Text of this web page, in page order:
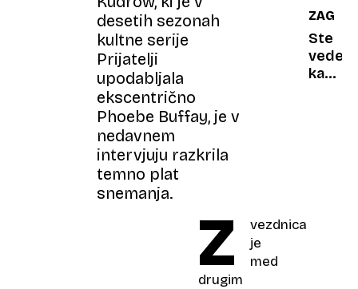
desetih sezonah
kultne serije
Prijatelji
upodabljala
ekscentrično
Phoebe Buffay, je v
nedavnem
intervjuju razkrila
temno plat
snemanja.
Z
vezdnica
je
med
drugim
kraške
vasi
in
obalo
Ste
vedeli,
kako